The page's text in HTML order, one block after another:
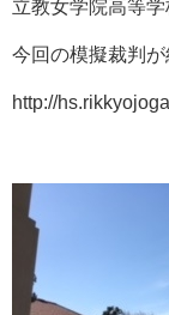
立教女学院高等学
今回の模擬裁判が
http://